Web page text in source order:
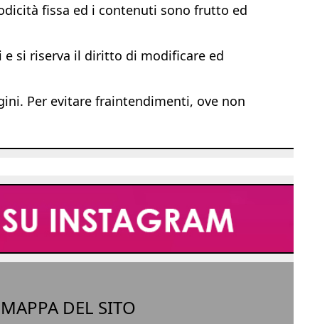
fissa ed i contenuti sono frutto ed
e si riserva il diritto di modificare ed
Per evitare fraintendimenti, ove non
MAPPA DEL SITO